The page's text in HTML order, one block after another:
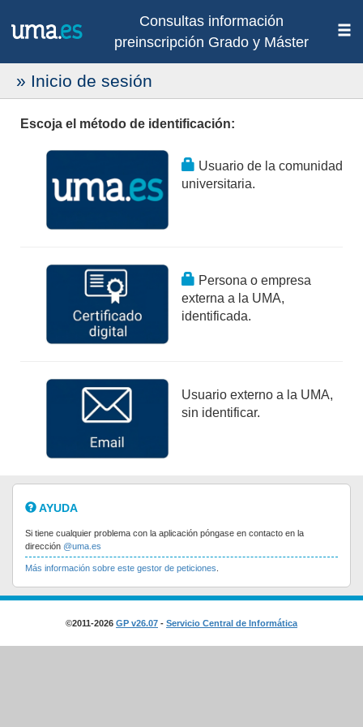
Consultas información
preinscripción Grado y Máster
» Inicio de sesión
Escoja el método de identificación:
Usuario de la comunidad
universitaria.
Persona o empresa
externa a la UMA,
identificada.
Usuario externo a la UMA,
sin identificar.
AYUDA
Si tiene cualquier problema con la aplicación póngase en contacto en la
dirección @uma.es
Más información sobre este gestor de peticiones
©2011-2026 GP v26.07 - Servicio Central de Informática